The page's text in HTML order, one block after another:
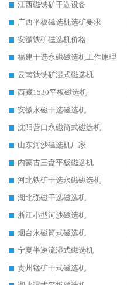
江西磁铁矿干选设备
广西平板磁选机选矿要求
安徽铁矿磁选机价格
福建干选永磁磁选机工作原理
云南钛铁矿湿式磁选机
西藏1530平板磁选机
安徽永磁干选磁选机
沈阳营口永磁筒式磁选机
山东河沙磁选机厂家
内蒙古三盘平板磁选机
河北铁矿干选永磁磁选机
湖北强磁干选磁选机
浙江小型河沙磁选机
烟台永磁筒式磁选机
宁夏半逆流湿式磁选机
贵州锰矿干式磁选机